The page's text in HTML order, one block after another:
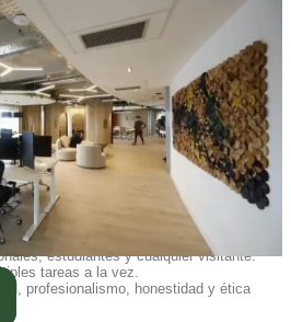
proyectos y tareas administrativas.
inglés.
Microsoft Office.
y de forma autónoma.
positivo en el mundo.
actitud profesional y cordial con otros
estudiantes y cualquier visitante.
tareas a la vez.
profesionalismo, honestidad y ética